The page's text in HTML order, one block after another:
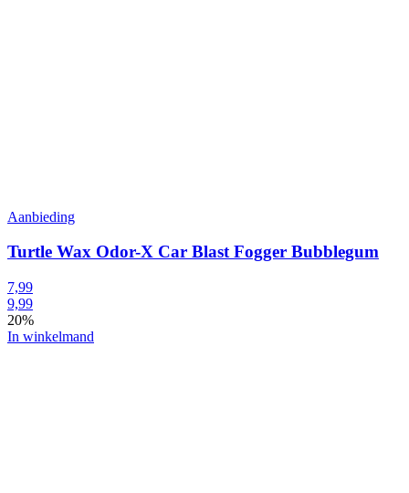
Aanbieding
Turtle Wax Odor-X Car Blast Fogger Bubblegum
7,99
9,99
20%
In winkelmand